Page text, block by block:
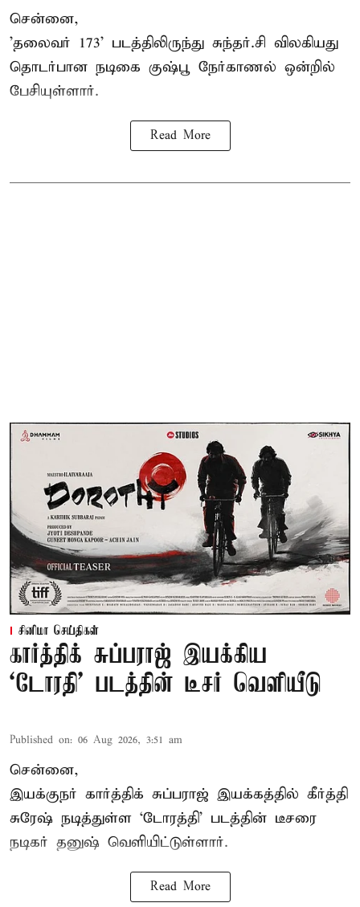
சென்னை,
'தலைவர் 173' படத்திலிருந்து சுந்தர்.சி விலகியது
தொடர்பான நடிகை குஷ்பூ நேர்காணல் ஒன்றில்
பேசியுள்ளார்.
Read More
சினிமா செய்திகள்
கார்த்திக் சுப்பராஜ் இயக்கிய
`டோரதி' படத்தின் டீசர் வெளியீடு
Published on: 06 Aug 2026, 3:51 am
சென்னை,
இயக்குநர் கார்த்திக் சுப்பராஜ் இயக்கத்தில் கீர்த்தி
சுரேஷ் நடித்துள்ள `டோரத்தி' படத்தின் டீசரை
நடிகர் தனுஷ் வெளியிட்டுள்ளார்.
Read More